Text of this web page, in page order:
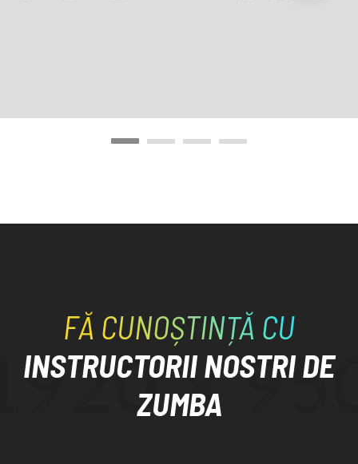
FĂ CUNOȘTINȚĂ CU
INSTRUCTORII NOSTRI DE
ZUMBA